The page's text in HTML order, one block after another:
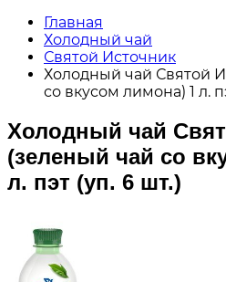
Главная
Холодный чай
Святой Источник
Холодный чай Святой
со вкусом лимона) 1 л.
Холодный чай
(зеленый чай со
л. пэт (уп. 6 шт.)